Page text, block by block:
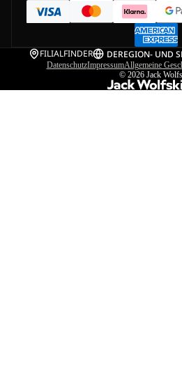
FILIALFINDER DEREGION- UND
DatenschutzImpressumAllgemeine
© 2026 Jack